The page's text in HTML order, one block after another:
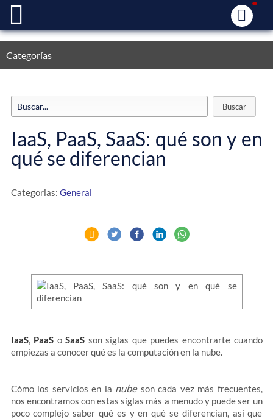
Categorías
IaaS, PaaS, SaaS: qué son y en
qué se diferencian
Categorias: General
IaaS, PaaS oSaaS son siglas que puedes encontrarte cuando
empiezas a conocer qué es la computación en la nube.
Cómo los servicios en la nubeson cada vez más frecuentes,
nos encontramos con estas siglas más a menudo y puede ser un
poco complejo saber qué es y en qué se diferencian, así que